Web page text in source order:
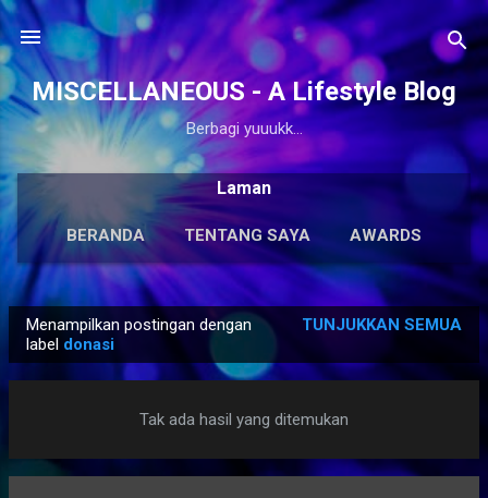
Langsung ke konten utama
MISCELLANEOUS - A Lifestyle Blog
Berbagi yuuukk...
Laman
BERANDA TENTANG SAYA AWARDS
ANTOLOGI LAINNYA… KARYA SOLO
o
i
n
Menampilkan postingan dengan
label donasi
TUNJUKKAN SEMUA
Tak ada hasil yang ditemukan